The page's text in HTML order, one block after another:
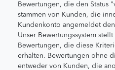
Bewertungen, die den Status
stammen von Kunden, die
Kundenkonto angemeldet
Unser Bewertungssystem stellt
Bewertungen, die diese
erhalten. Bewertungen ohne
entweder von Kunden, die